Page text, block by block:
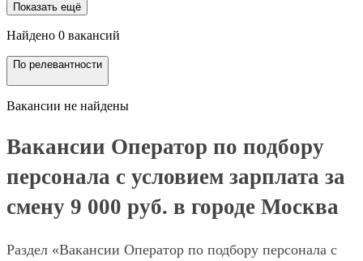
Показать ещё
Найдено 0 вакансий
По релевантности
Вакансии не найдены
Вакансии Оператор по подбору
персонала с условием зарплата за
смену 9 000 руб. в городе Москва
Раздел «Вакансии Оператор по подбору персонала с